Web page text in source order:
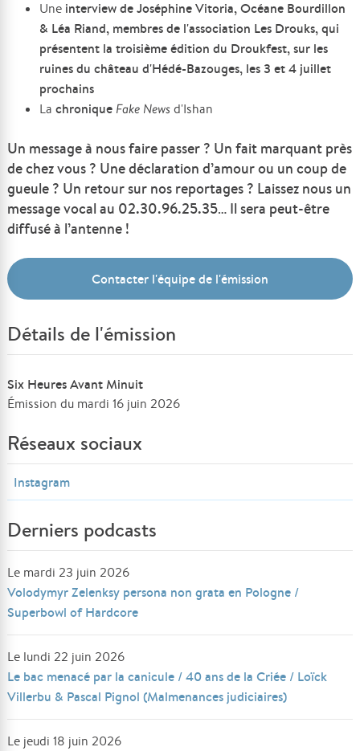
Une interview de Joséphine Vitoria, Océane Bourdillon
& Léa Riand, membres de l'association Les Drouks, qui
présentent la troisième édition du Droukfest, sur les
ruines du château d'Hédé-Bazouges, les 3 et 4 juillet
prochains
La chronique Fake Newsd'Ishan
Un message à nous faire passer ? Un fait marquant près
de chez vous ? Une déclaration d’amour ou un coup de
gueule ? Un retour sur nos reportages ? Laissez nous un
message vocal au 02.30.96.25.35… Il sera peut-être
diffusé à l’antenne !
Contacter l'équipe de l'émission
Détails de l'émission
Six Heures Avant Minuit
Émission du mardi 16 juin 2026
Réseaux sociaux
Instagram
Derniers podcasts
Le mardi 23 juin 2026
Volodymyr Zelenksy persona non grata en Pologne /
Superbowl of Hardcore
Le lundi 22 juin 2026
Le bac menacé par la canicule / 40 ans de la Criée / Loïck
Villerbu & Pascal Pignol (Malmenances judiciaires)
Le jeudi 18 juin 2026